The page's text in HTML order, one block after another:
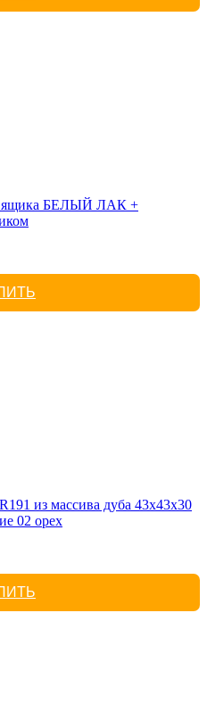
ящика БЕЛЫЙ ЛАК +
из массива дуба 43х43х30
02 орех